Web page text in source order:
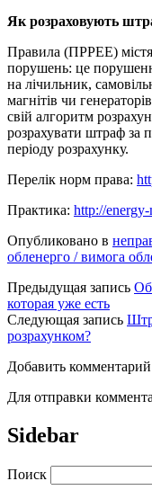
Як розраховують
Правила (ПРРЕЕ)
порушень: це
на лічильник,
магнітів чи
свій алгоритм
розрахувати штраф
періоду розрахунку.
Перелік норм права:
Практика: http://
Опубликовано в
обленерго / вимога
Предыдущая запись
которая уже есть
Следующая запись
розрахунком?
Добавить комментарий
Для отправки
Sidebar
Поиск